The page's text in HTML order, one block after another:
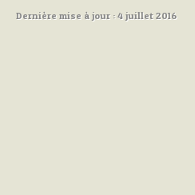
Dernière mise à jour : 4 juillet 2016